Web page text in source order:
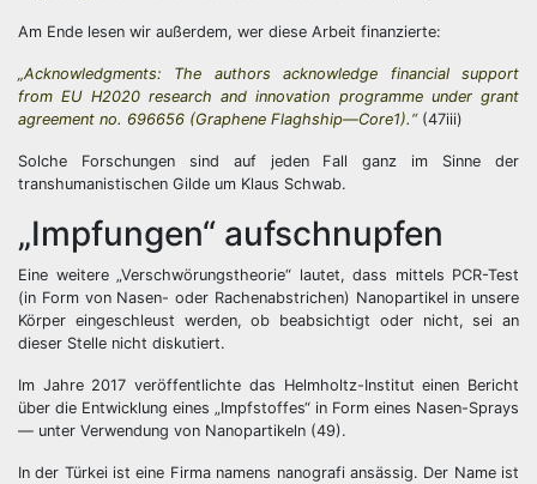
Am Ende lesen wir außerdem, wer diese Arbeit finanzierte:
„Acknowledgments: The authors acknowledge financial support
from EU H2020 research and innovation programme under grant
agreement no. 696656 (Graphene Flaghship—Core1).“(47iii)
Solche Forschungen sind auf jeden Fall ganz im Sinne der
transhumanistischen Gilde um Klaus Schwab.
„Impfungen“ aufschnupfen
Eine weitere „Verschwörungstheorie“ lautet, dass mittels PCR-Test
(in Form von Nasen- oder Rachenabstrichen) Nanopartikel in unsere
Körper eingeschleust werden, ob beabsichtigt oder nicht, sei an
dieser Stelle nicht diskutiert.
Im Jahre 2017 veröffentlichte das Helmholtz-Institut einen Bericht
über die Entwicklung eines „Impfstoffes“ in Form eines Nasen-Sprays
— unter Verwendung von Nanopartikeln (49).
In der Türkei ist eine Firma namens nanografi ansässig. Der Name ist